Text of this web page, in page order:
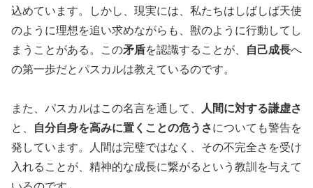
込めています。しかし、現実には、私たちはしばしば天使
のように理想を追い求めながらも、獣のように行動してし
まうことがある。この矛盾を認識することが、 自己成長へ
の第一歩だとパスカルは教えているのです。
また、パスカルはこの名言を通して、
人間に対する謙虚さ
と、
自分自身を高みに置くことの危うさについても警告を
発しています。人間は完璧ではなく、その不完全さを受け
入れることが、精神的な成長に繋がるという教訓を与えて